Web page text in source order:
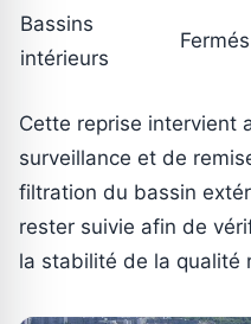
Bassins
intérieurs
Cette reprise intervient
surveillance et de
filtration du bassin
rester suivie afin de
la stabilité de la qualité